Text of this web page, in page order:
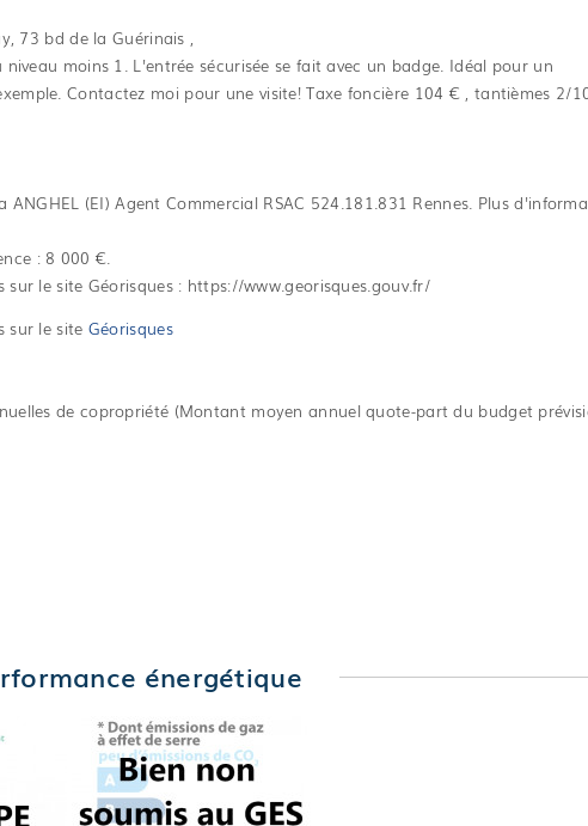
73 bd de la Guérinais ,
moins 1. L'entrée sécurisée se fait avec un badge. Idéal pour un
Contactez moi pour une visite! Taxe foncière 104 € , tantièmes 2/
(EI) Agent Commercial RSAC 524.181.831 Rennes. Plus
: 8 000 €.
le site Géorisques : https://www.georisques.gouv.fr/
sur le site Géorisques
de copropriété (Montant moyen annuel quote-part du budget
énergétique